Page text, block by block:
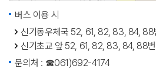
버스 이용 시
신기동우체국 52, 61, 82, 83, 84,
신기초교 앞 52, 61, 82, 83, 84, 88
문의처 : ☎061)692-4174